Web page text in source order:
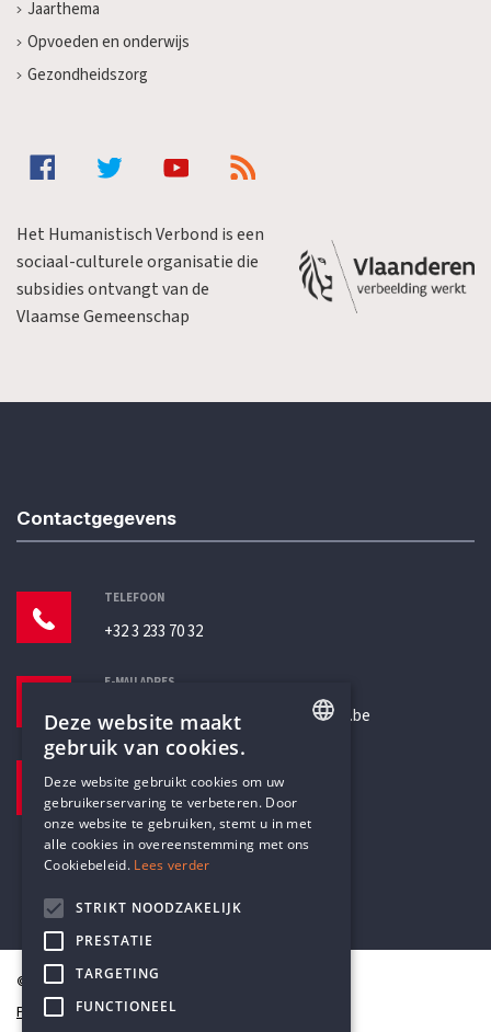
Jaarthema
Opvoeden en onderwijs
Gezondheidszorg
Het Humanistisch Verbond is een
sociaal-culturele organisatie die
subsidies ontvangt van de
Vlaamse Gemeenschap
Contactgegevens
TELEFOON
+32 3 233 70 32
E-MAILADRES
secretariaat@humanistischverbond.be
Pottenbrug 4
Antwerpen, 2000
© Humanistisch Verbond 2026
Privacy
DUTCH
Deze website maakt
gebruik van cookies.
Deze website gebruikt cookies om uw
gebruikerservaring te verbeteren. Door
onze website te gebruiken, stemt u in met
alle cookies in overeenstemming met ons
Cookiebeleid. Lees verder
STRIKT NOODZAKELIJK
PRESTATIE
TARGETING
FUNCTIONEEL